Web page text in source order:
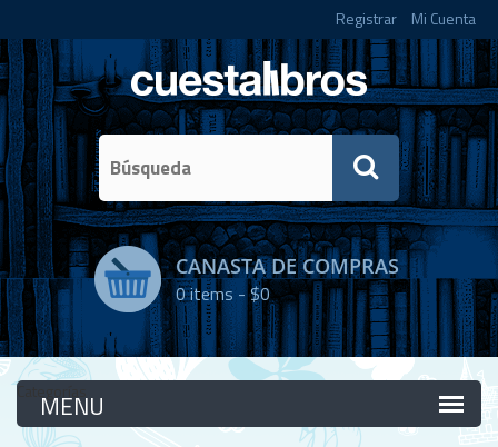
Registrar Mi Cuenta
CANASTA DE COMPRAS
0items -$0
Categorías